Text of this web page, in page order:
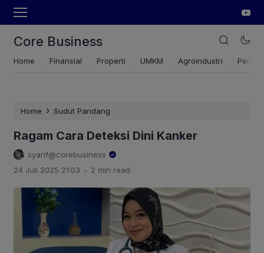
Core Business
Home Finansial Properti UMKM Agroindustri
Home › Sudut Pandang
Ragam Cara Deteksi Dini Kanker
syarif@corebusiness
24 Juli 2025 21:03 . 2 min read